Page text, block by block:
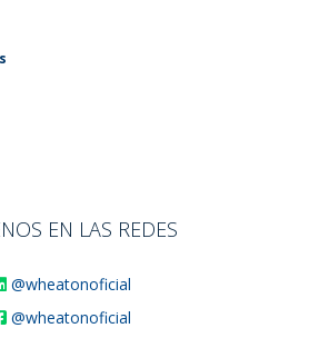
EN LAS REDES
@wheatonoficial
@wheatonoficial